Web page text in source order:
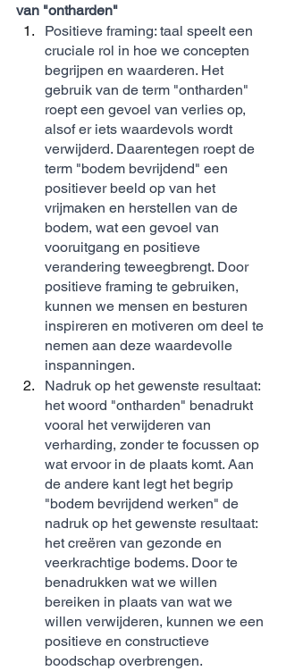
van "ontharden"
Positieve framing: taal speelt een
cruciale rol in hoe we concepten
begrijpen en waarderen. Het
gebruik van de term "ontharden"
roept een gevoel van verlies op,
alsof er iets waardevols wordt
verwijderd. Daarentegen roept de
term "bodem bevrijdend" een
positiever beeld op van het
vrijmaken en herstellen van de
bodem, wat een gevoel van
vooruitgang en positieve
verandering teweegbrengt. Door
positieve framing te gebruiken,
kunnen we mensen en besturen
inspireren en motiveren om deel te
nemen aan deze waardevolle
inspanningen.
Nadruk op het gewenste resultaat:
het woord "ontharden" benadrukt
vooral het verwijderen van
verharding, zonder te focussen op
wat ervoor in de plaats komt. Aan
de andere kant legt het begrip
"bodem bevrijdend werken" de
nadruk op het gewenste resultaat:
het creëren van gezonde en
veerkrachtige bodems. Door te
benadrukken wat we willen
bereiken in plaats van wat we
willen verwijderen, kunnen we een
positieve en constructieve
boodschap overbrengen.